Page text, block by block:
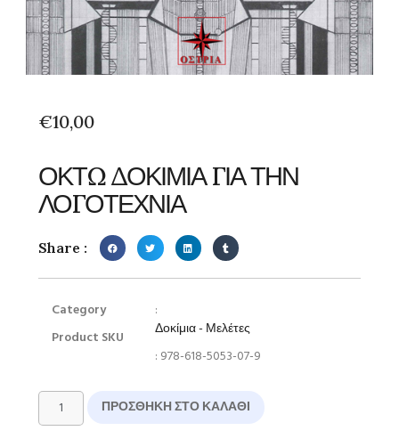
€10,00
ΟΚΤΩ ΔΟΚΙΜΙΑ ΓΙΑ ΤΗΝ
ΛΟΓΟΤΕΧΝΙΑ
Share :
Category
Product SKU
:
Δοκίμια - Μελέτες
: 978-618-5053-07-9
ΠΡΟΣΘΉΚΗ ΣΤΟ ΚΑΛΆΘΙ